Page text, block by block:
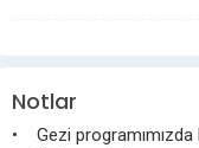
Notlar
• Gezi programımızda